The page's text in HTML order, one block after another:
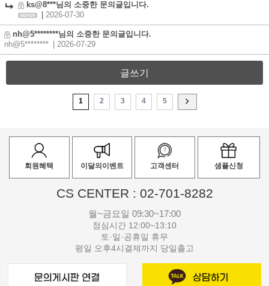
ks@8***님의 소중한 문의글입니다.
2026-07-30
nh@5********님의 소중한 문의글입니다.
nh@5********
| 2026-07-29
글쓰기
1 2 3 4 5
회원혜택 이달의이벤트 고객센터 샘플신청
CS CENTER : 02-701-8282
월~금요일 09:30~17:00
점심시간 12:00~13:10
토·일·공휴일 휴무
평일 오후4시결제까지 당일출고